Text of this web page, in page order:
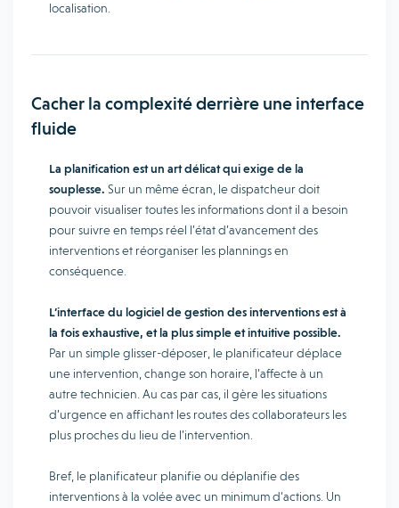
localisation.
Cacher la complexité derrière une interface
fluide
La planification est un art délicat qui exige de la
souplesse. Sur un même écran, le dispatcheur doit
pouvoir visualiser toutes les informations dont il a besoin
pour suivre en temps réel l’état d’avancement des
interventions et réorganiser les plannings en
conséquence.
L’interface du logiciel de gestion des interventions est à
la fois exhaustive, et la plus simple et intuitive possible.
Par un simple glisser-déposer, le planificateur déplace
une intervention, change son horaire, l’affecte à un
autre technicien. Au cas par cas, il gère les situations
d’urgence en affichant les routes des collaborateurs les
plus proches du lieu de l’intervention.
Bref, le planificateur planifie ou déplanifie des
interventions à la volée avec un minimum d’actions. Un